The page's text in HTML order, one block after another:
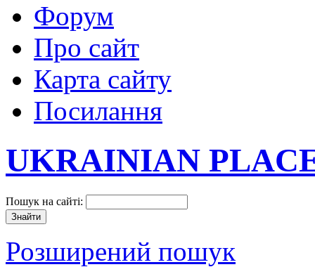
Форум
Про сайт
Карта сайту
Посилання
UKRAINIAN
Пошук на сайті:
Розширений пошук